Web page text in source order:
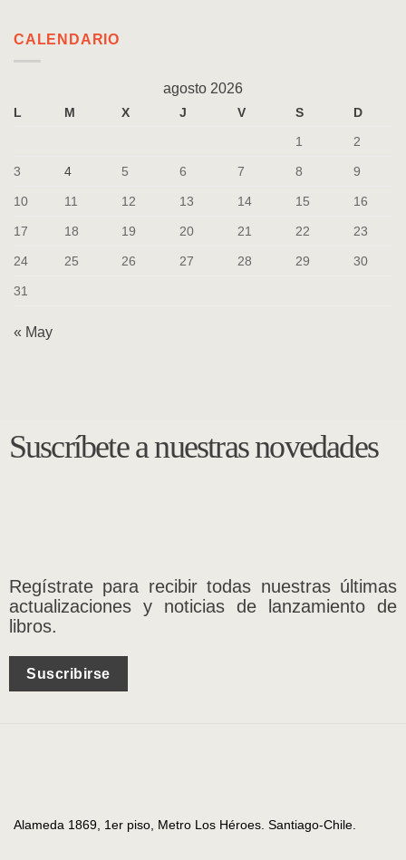
CALENDARIO
agosto 2026
L M X J V S
D
1
2
3 4 5 6 7 8 9
10 11 12 13 14 15 16
17 18 19 20 21 22 23
24 25 26 27 28 29 30
31
« May
Suscríbete a nuestras novedades
Regístrate para recibir todas nuestras últimas
actualizaciones y noticias de lanzamiento de
libros.
Suscribirse
Alameda 1869, 1er piso, Metro Los Héroes. Santiago-Chile.